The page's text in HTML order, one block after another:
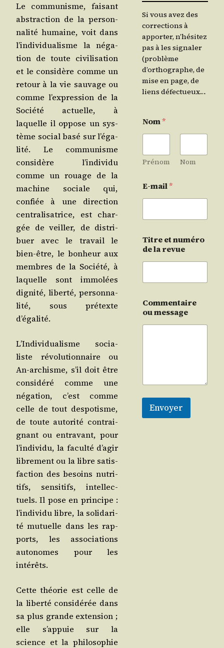
Le com­mu­nisme, fai­sant
abs­trac­tion de la per­son­
na­li­té humaine, voit dans
l’in­di­vi­dua­lisme la néga­
tion de toute civi­li­sa­tion
et le consi­dère comme un
retour à la vie sau­vage ou
comme l’ex­pres­sion de la
Socié­té actuelle, à
laquelle il oppose un sys­
tème social basé sur l’é­ga­
li­té. Le com­mu­nisme
consi­dère l’in­di­vi­du
comme un rouage de la
machine sociale qui,
confiée à une direc­tion
cen­tra­li­sa­trice, est char­
gée de veiller, de dis­tri­
buer avec le tra­vail le
bien-être, le bon­heur aux
membres de la Socié­té, à
laquelle sont immo­lées
digni­té, liber­té, per­son­na­
li­té, sous pré­texte
d’égalité.
L’In­di­vi­dua­lisme socia­
liste révo­lu­tion­naire ou
An-archisme, s’il doit être
consi­dé­ré comme une
néga­tion, c’est comme
celle de tout des­po­tisme,
de toute auto­ri­té contrai­
gnant ou entra­vant, pour
l’in­di­vi­du, la facul­té d’a­gir
libre­ment ou la libre satis­
fac­tion des besoins nutri­
tifs, sen­si­tifs, intel­lec­
tuels. Il pose en prin­cipe :
l’in­di­vi­du libre, la soli­da­ri­
té mutuelle dans les rap­
ports, les asso­cia­tions
auto­nomes pour les
intérêts.
Cette théo­rie est celle de
la liber­té consi­dé­rée dans
sa plus grande exten­sion ;
elle s’ap­puie sur la
science et la phi­lo­so­phie
Si vous avez des
corrections à
apporter, n’hésitez
pas à les signaler
(problème
d’orthographe, de
mise en page, de
liens défectueux…
Nom*
Prénom Nom
E-mail*
Titre et numéro
de la revue
Commentaire
ou message
Envoyer